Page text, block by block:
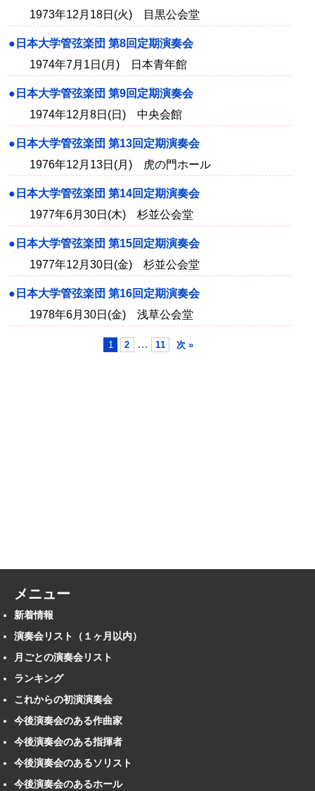
1973年12月18日(火) 目黒公会堂
●日本大学管弦楽団 第8回定期演奏会
1974年7月1日(月) 日本青年館
●日本大学管弦楽団 第9回定期演奏会
1974年12月8日(日) 中央会館
●日本大学管弦楽団 第13回定期演奏会
1976年12月13日(月) 虎の門ホール
●日本大学管弦楽団 第14回定期演奏会
1977年6月30日(木) 杉並公会堂
●日本大学管弦楽団 第15回定期演奏会
1977年12月30日(金) 杉並公会堂
●日本大学管弦楽団 第16回定期演奏会
1978年6月30日(金) 浅草公会堂
1 2 … 11 次 »
メニュー
新着情報
演奏会リスト（１ヶ月以内）
月ごとの演奏会リスト
ランキング
これからの初演演奏会
今後演奏会のある作曲家
今後演奏会のある指揮者
今後演奏会のあるソリスト
今後演奏会のあるホール